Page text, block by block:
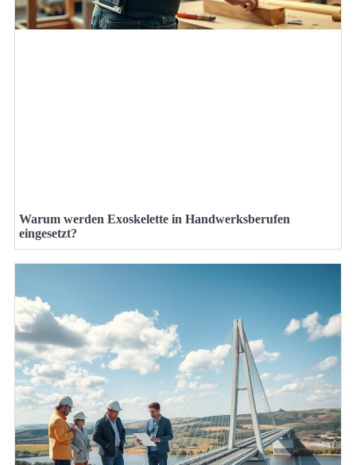
Warum werden Exoskelette in Handwerksberufen
eingesetzt?